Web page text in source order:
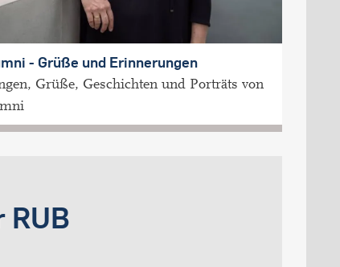
- Grüße und Erinnerungen
Grüße, Geschichten und Porträts von